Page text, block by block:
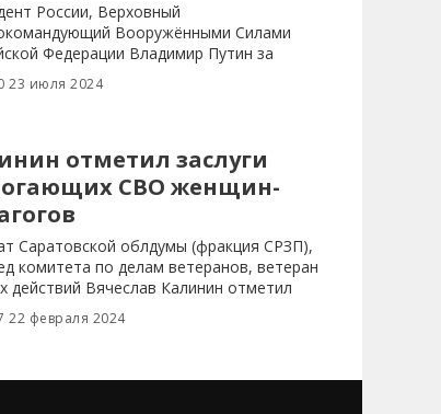
России, Верховный
Вооружёнными Силами
Федерации Владимир Путин за
в развитии ветеранского
23 июля 2024
отметил заслуги
СВО женщин-
Саратовской облдумы (фракция СРЗП),
комитета по делам ветеранов, ветеран
действий Вячеслав Калинин отметил
22 февраля 2024